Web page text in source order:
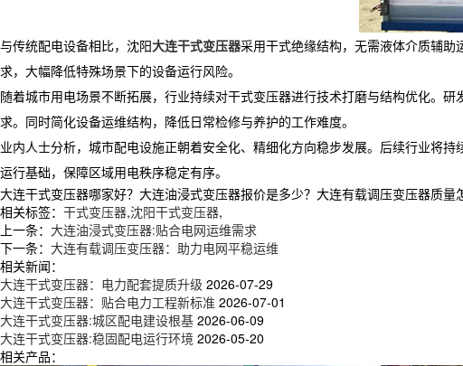
与传统配电设备相比，沈阳大连干式变压器采用干式绝缘结构，无需液体介质辅
求，大幅降低特殊场景下的设备运行风险。
随着城市用电场景不断拓展，行业持续对干式变压器进行技术打磨与结构优化。
求。同时简化设备运维结构，降低日常检修与养护的工作难度。
业内人士分析，城市配电设施正朝着安全化、精细化方向稳步发展。后续行业将
运行基础，保障区域用电秩序稳定有序。
大连干式变压器哪家好？大连油浸式变压器报价是多少？大连有载调压变压器质
相关标签： 干式变压器,沈阳干式变压器,
上一条： 大连油浸式变压器:贴合电网运维需求
下一条： 大连有载调压变压器：助力电网平稳运维
相关新闻：
大连干式变压器：电力配套提质升级 2026-07-29
大连干式变压器：贴合电力工程新标准 2026-07-01
大连干式变压器:城区配电建设根基 2026-06-09
大连干式变压器:稳固配电运行环境 2026-05-20
相关产品：